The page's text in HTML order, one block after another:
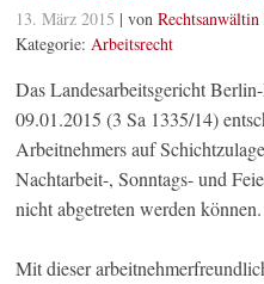
13. März 2015 | von
Kategorie:Arbeitsrecht
Das Landesarbeitsgericht
09.01.2015 (3 Sa 1335/14)
Arbeitnehmers auf
Nachtarbeit-, Sonntags- und
nicht abgetreten werden können.
Mit dieser